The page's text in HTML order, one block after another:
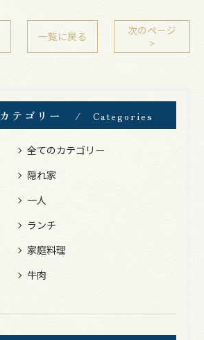
一覧に戻る
次のページ
>
カテゴリー Categories
全てのカテゴリー
隠れ家
一人
ランチ
家庭料理
牛肉